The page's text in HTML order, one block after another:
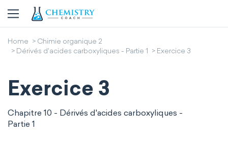
Home
Chimie organique 2
Dérivés d'acides carboxyliques - Partie 1
Exercice 3
Exercice 3
Chapitre 10 - Dérivés d'acides carboxyliques -
Partie 1